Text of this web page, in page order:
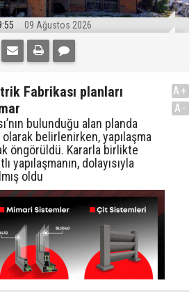
09 Ağustos 2026
Fabrikası planları
bulunduğu alan planda
olarak belirlenirken, yapılaşma
öngörüldü. Kararla birlikte
yapılaşmanın, dolayısıyla
oldu
A+
A-